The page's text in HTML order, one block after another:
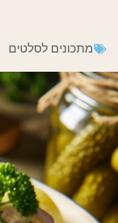
מתכונים לסלטים